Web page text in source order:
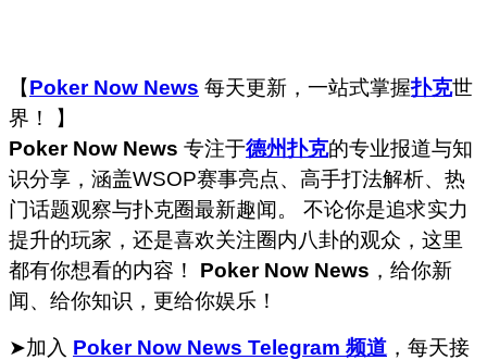
【Poker Now News 每天更新，一站式掌握扑克世
界！ 】
Poker Now News 专注于德州扑克的专业报道与知
识分享，涵盖WSOP赛事亮点、高手打法解析、热
门话题观察与扑克圈最新趣闻。 不论你是追求实力
提升的玩家，还是喜欢关注圈内八卦的观众，这里
都有你想看的内容！ Poker Now News ，给你新
闻、给你知识，更给你娱乐！
➤加入 Poker Now News Telegram 频道 ，每天接